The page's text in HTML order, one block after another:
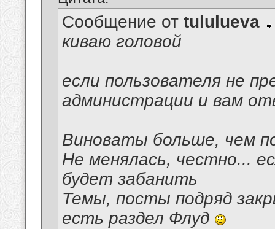
Сообщение от tululueva
киваю головой
если пользователя не
администрации и вам
Виноваты больше, чем
Не менялась, честно...
будет забанить
Темы, посты подряд
есть раздел Флуд